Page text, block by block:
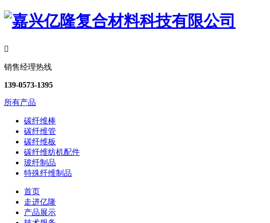

销售经理热线
139-0573-1395
所有产品
碳纤维棒
碳纤维管
碳纤维板
碳纤维纺机配件
玻纤制品
特殊纤维制品
首页
走进亿隆
产品展示